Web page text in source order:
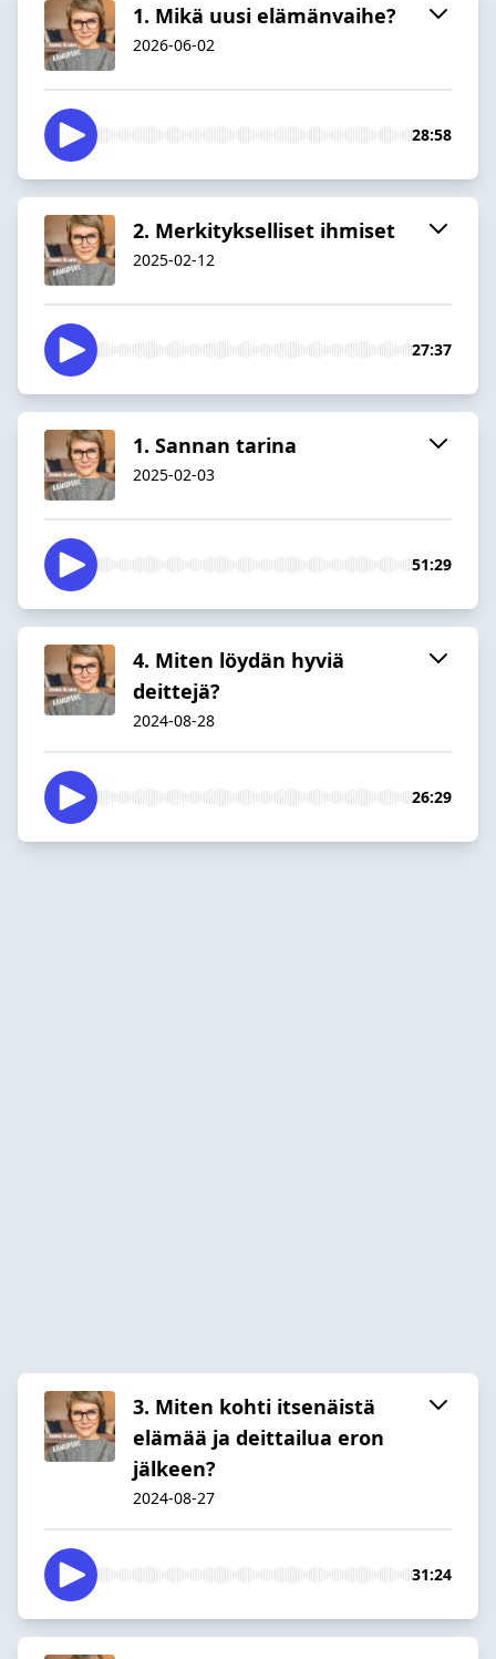
1. Mikä uusi elämänvaihe?
2026-06-02
28:58
2. Merkitykselliset ihmiset
2025-02-12
27:37
1. Sannan tarina
2025-02-03
51:29
4. Miten löydän hyviä
deittejä?
2024-08-28
26:29
3. Miten kohti itsenäistä
elämää ja deittailua eron
jälkeen?
2024-08-27
31:24